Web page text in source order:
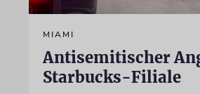
MIAMI
Antisemitischer
Starbucks-Filiale